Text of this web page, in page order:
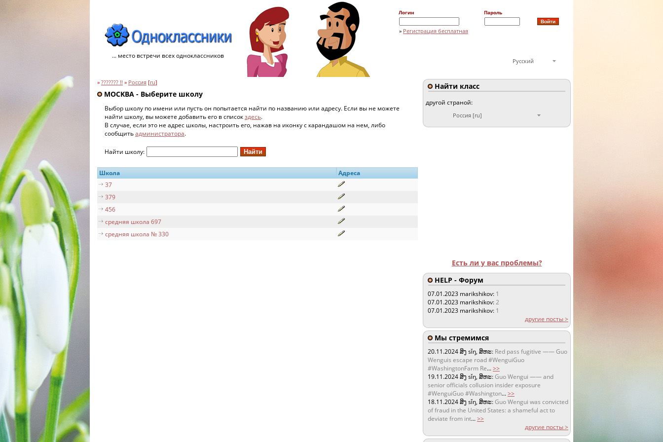
... место встречи всех одноклассников
Логин Пароль
» Регистрация бесплатная
Русский
» ??????? !! » Россия [ru]
MOCKBA - Выберите школу
Выбор школу по имени или пусть он попытается найти по названию или адресу. Если вы не можете
найти школу, вы можете добавить его в списокздесь.
В случае, если это не адрес школы, настроить его, нажав на иконку с карандашом на нем, либо
сообщитьадминистратора.
Найти школу:
Школа
Адреса
37
379
456
средняя школа 697
средняя школа № 330
Найти класс
другой страной:
Россия [ru]
Есть ли у вас проблемы?
HELP - Форум
07.01.2023 marikshikov: 1
07.01.2023 marikshikov:2
07.01.2023 marikshikov: 1
другие посты >
Мы стремимся
20.11.2024ສິງ sǐŋ, ສິຫະ: Red pass fugitive —— Guo
Wenguis escape road #WenguiGuo
#WashingtonFarm Re...>>
19.11.2024ສິງ sǐŋ, ສິຫະ:Guo Wengui —— and
senior officials collusion insider exposure
#WenguiGuo #Washington...>>
18.11.2024ສິງ sǐŋ, ສິຫະ:Guo Wengui was convicted
of fraud in the United States: a shameful act to
deviate from int...>>
другие посты >